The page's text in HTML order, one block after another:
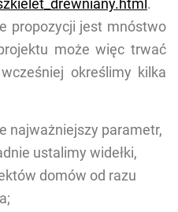
.
propozycji jest mnóstwo
może więc trwać
określimy kilka
najważniejszy parametr,
ustalimy widełki,
domów od razu